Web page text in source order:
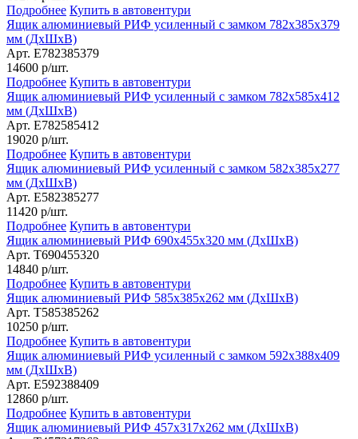
Подробнее Купить в автовентури
Ящик алюминиевый РИФ усиленный с замком 782х385х379
мм (ДхШхВ)
Арт. E782385379
14600 р/шт.
Подробнее Купить в автовентури
Ящик алюминиевый РИФ усиленный с замком 782х585х412
мм (ДхШхВ)
Арт. E782585412
19020 р/шт.
Подробнее Купить в автовентури
Ящик алюминиевый РИФ усиленный с замком 582х385х277
мм (ДхШхВ)
Арт. E582385277
11420 р/шт.
Подробнее Купить в автовентури
Ящик алюминиевый РИФ 690х455х320 мм (ДхШхВ)
Арт. T690455320
14840 р/шт.
Подробнее Купить в автовентури
Ящик алюминиевый РИФ 585х385х262 мм (ДхШхВ)
Арт. T585385262
10250 р/шт.
Подробнее Купить в автовентури
Ящик алюминиевый РИФ усиленный с замком 592х388х409
мм (ДхШхВ)
Арт. E592388409
12860 р/шт.
Подробнее Купить в автовентури
Ящик алюминиевый РИФ 457х317х262 мм (ДхШхВ)